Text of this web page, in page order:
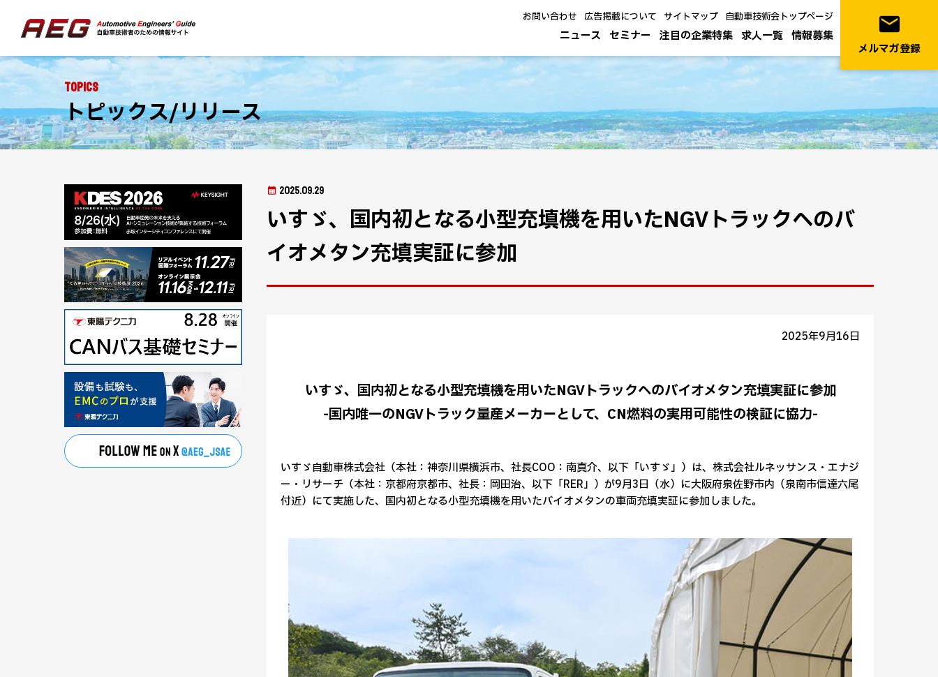
ニュース セミナー 注目の企業特集 求人一覧 情報募集
お問い合わせ 広告掲載について サイトマップ 自動車技術会トップページ email
メルマガ登録
Topics
トピックス/リリース
2025.09.29
いすゞ、国内初となる小型充填機を用いたNGVトラックへのバ
イオメタン充填実証に参加
2025年9月16日
いすゞ、国内初となる小型充填機を用いたNGVトラックへのバイオメタン充填実証に参加
-国内唯一のNGVトラック量産メーカーとして、CN燃料の実用可能性の検証に協力-
いすゞ自動車株式会社（本社：神奈川県横浜市、社長COO：南真介、以下「いすゞ」）は、株式会社ルネッサンス・エナジ
ー・リサーチ（本社：京都府京都市、社長：岡田治、以下「RER」）が9月3日（水）に大阪府泉佐野市内（泉南市信達六尾
付近）にて実施した、国内初となる小型充填機を用いたバイオメタンの車両充填実証に参加しました。